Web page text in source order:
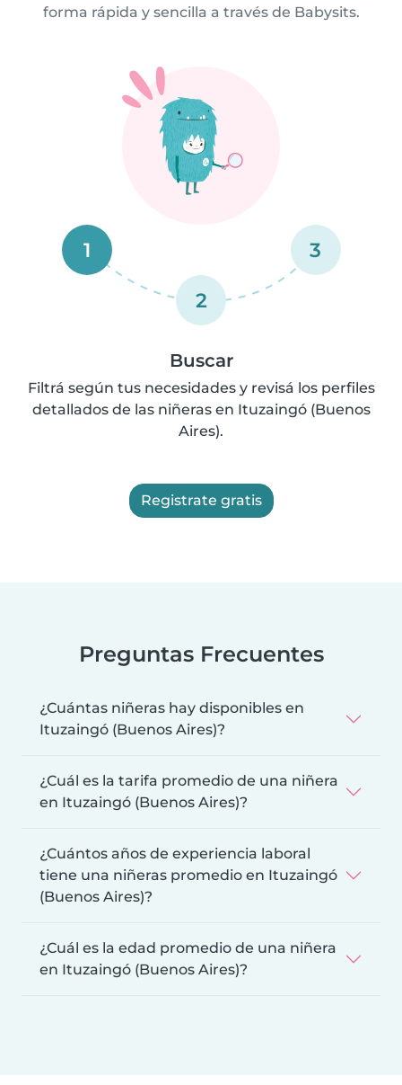
forma rápida y sencilla a través de Babysits.
1
2
3
Buscar
Filtrá según tus necesidades y revisá los perfiles
detallados de las niñeras en Ituzaingó (Buenos
Aires).
Registrate gratis
Preguntas Frecuentes
¿Cuántas niñeras hay disponibles en
Ituzaingó (Buenos Aires)?
¿Cuál es la tarifa promedio de una niñera
en Ituzaingó (Buenos Aires)?
¿Cuántos años de experiencia laboral
tiene una niñeras promedio en Ituzaingó
(Buenos Aires)?
¿Cuál es la edad promedio de una niñera
en Ituzaingó (Buenos Aires)?